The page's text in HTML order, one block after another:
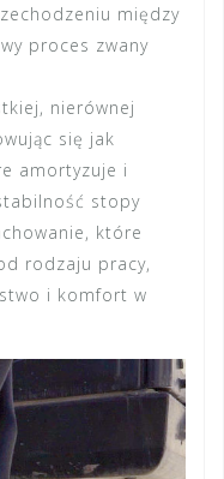
między
proces zwany
nierównej
się jak
amortyzuje i
stopy
które
rodzaju pracy,
i komfort w